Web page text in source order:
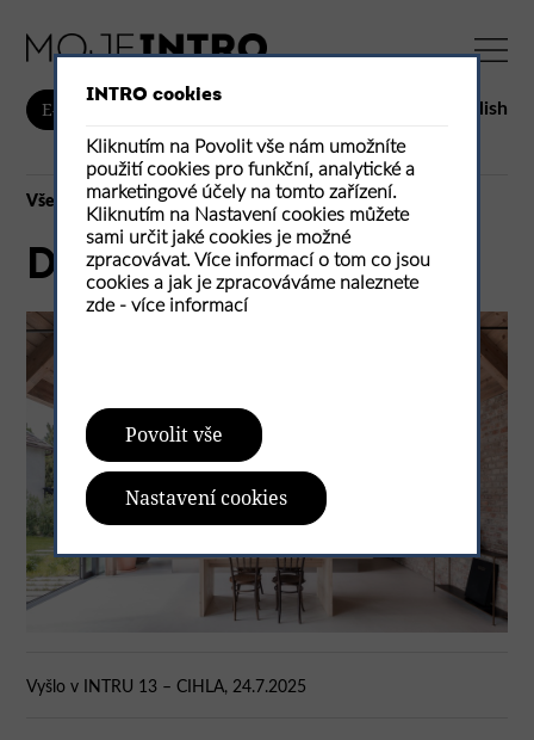
INTRO cookies
Kliknutím na Povolit vše nám umožníte
použití cookies pro funkční, analytické a
marketingové účely na tomto zařízení.
Kliknutím na Nastavení cookies můžete
sami určit jaké cookies je možné
zpracovávat. Více informací o tom co jsou
cookies a jak je zpracováváme naleznete
zde - více informací
Povolit vše
Nastavení cookies
E-shop English
Vše
Dom V
Vyšlo v INTRU 13 – CIHLA, 24.7.2025